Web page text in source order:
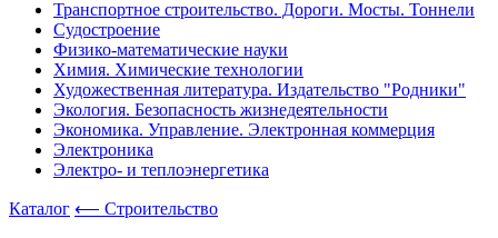
Транспортное строительство. Дороги. Мосты. Тоннели
Судостроение
Физико-математические науки
Химия. Химические технологии
Художественная литература. Издательство "Родники"
Экология. Безопасность жизнедеятельности
Экономика. Управление. Электронная коммерция
Электроника
Электро- и теплоэнергетика
Каталог ⟵ Строительство